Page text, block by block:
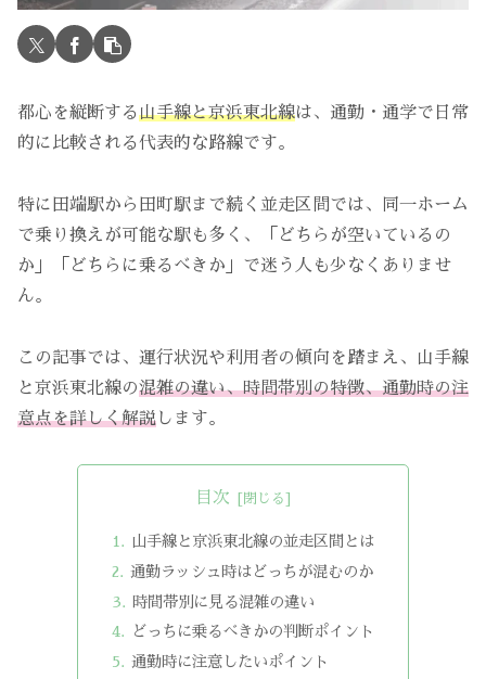
都心を縦断する山手線と京浜東北線は、通勤・通学で日常
的に比較される代表的な路線です。
特に田端駅から田町駅まで続く並走区間では、同一ホーム
で乗り換えが可能な駅も多く、「どちらが空いているの
か」「どちらに乗るべきか」で迷う人も少なくありませ
ん。
この記事では、運行状況や利用者の傾向を踏まえ、山手線
と京浜東北線の混雑の違い、時間帯別の特徴、通勤時の注
意点を詳しく解説します。
目次
山手線と京浜東北線の並走区間とは
通勤ラッシュ時はどっちが混むのか
時間帯別に見る混雑の違い
どっちに乗るべきかの判断ポイント
通勤時に注意したいポイント